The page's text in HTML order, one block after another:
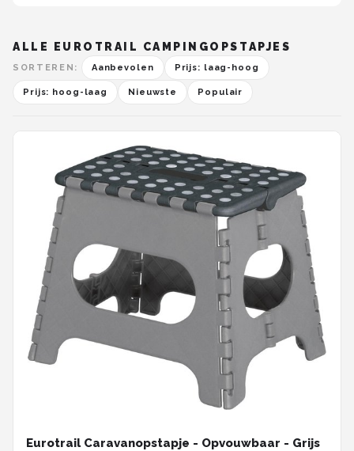
ALLE EUROTRAIL CAMPINGOPSTAPJES
SORTEREN: Aanbevolen Prijs: laag-hoog
Prijs: hoog-laag Nieuwste Populair
Eurotrail Caravanopstapje - Opvouwbaar - Grijs